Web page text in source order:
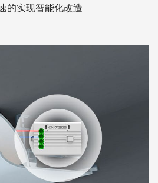
的实现智能化改造